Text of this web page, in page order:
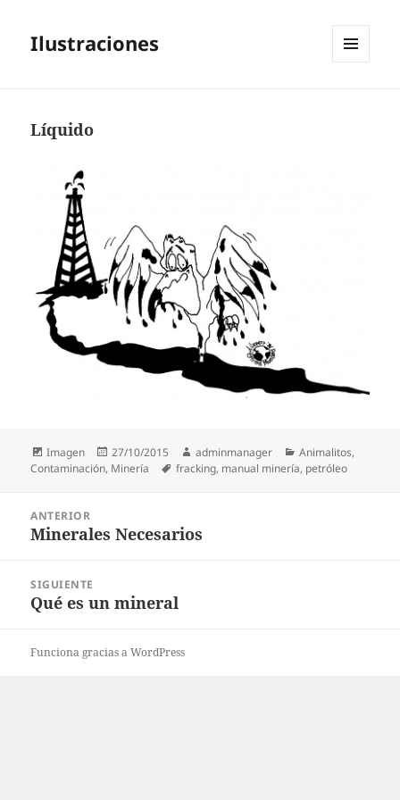
Ilustraciones
Líquido
Formato
Imagen
Publicado
el
27/10/2015 Autor
adminmanager Categorías
Animalitos,
Contaminación, Minería Etiquetas
fracking, manual minería, petróleo
entradas
ANTERIOR
Entrada
Minerales Necesarios
SIGUIENTE
Entrada
Qué es un mineral
Funciona gracias a WordPress